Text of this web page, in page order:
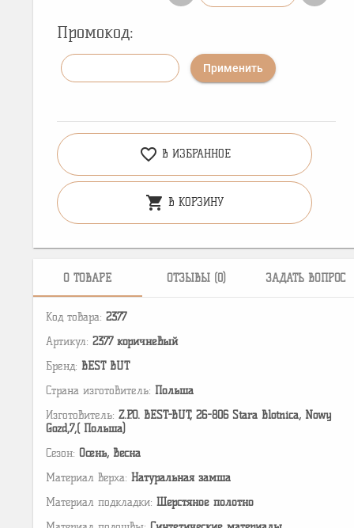
Промокод:
Применить
favorite_border В ИЗБРАННОЕ
shopping_cart В КОРЗИНУ
О ТОВАРЕ ОТЗЫВЫ (0) ЗАДАТЬ ВОПРОС
Код товара: 2377
Артикул: 2377 коричневый
Бренд: BEST BUT
Страна изготовитель: Польша
Изготовитель: Z.P.O. BEST-BUT, 26-806 Stara Blotnica, Nowy
Gozd,7,( Польша)
Сезон: Осень, Весна
Материал верха: Натуральная замша
Материал подкладки: Шерстяное полотно